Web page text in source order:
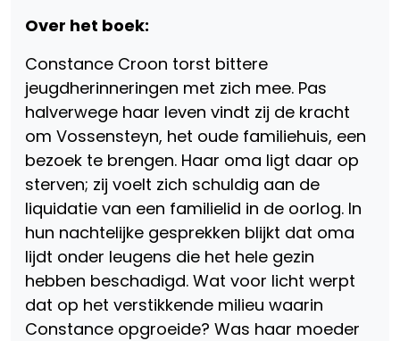
Over het boek:
Constance Croon torst bittere
jeugdherinneringen met zich mee. Pas
halverwege haar leven vindt zij de kracht
om Vossensteyn, het oude familiehuis, een
bezoek te brengen. Haar oma ligt daar op
sterven; zij voelt zich schuldig aan de
liquidatie van een familielid in de oorlog. In
hun nachtelijke gesprekken blijkt dat oma
lijdt onder leugens die het hele gezin
hebben beschadigd. Wat voor licht werpt
dat op het verstikkende milieu waarin
Constance opgroeide? Was haar moeder